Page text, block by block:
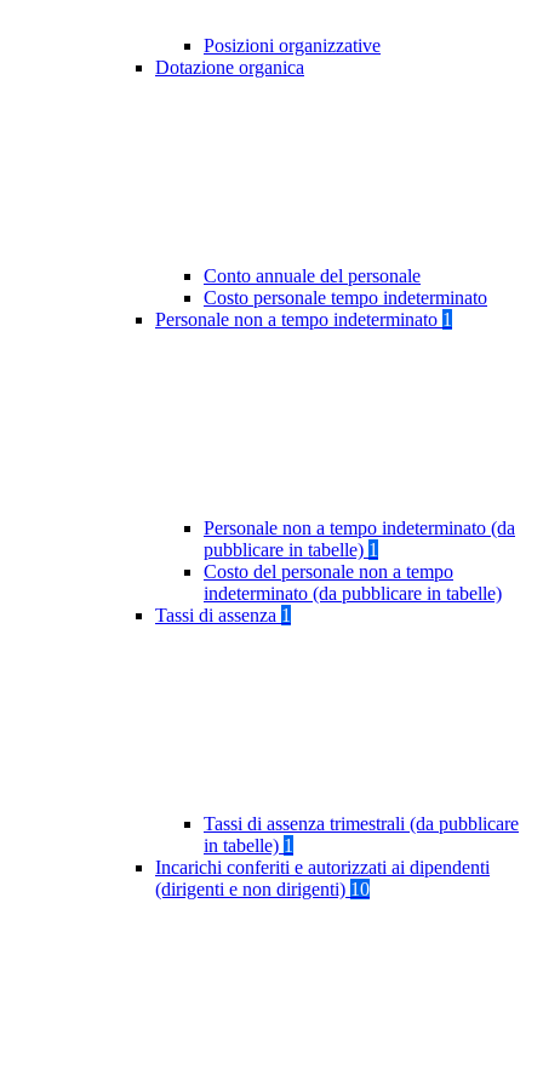
Posizioni organizzative
Dotazione organica
Conto annuale del personale
Costo personale tempo indeterminato
Personale non a tempo indeterminato 1
Personale non a tempo indeterminato (da
pubblicare in tabelle) 1
Costo del personale non a tempo
indeterminato (da pubblicare in tabelle)
Tassi di assenza 1
Tassi di assenza trimestrali (da pubblicare
in tabelle) 1
Incarichi conferiti e autorizzati ai dipendenti
(dirigenti e non dirigenti) 10